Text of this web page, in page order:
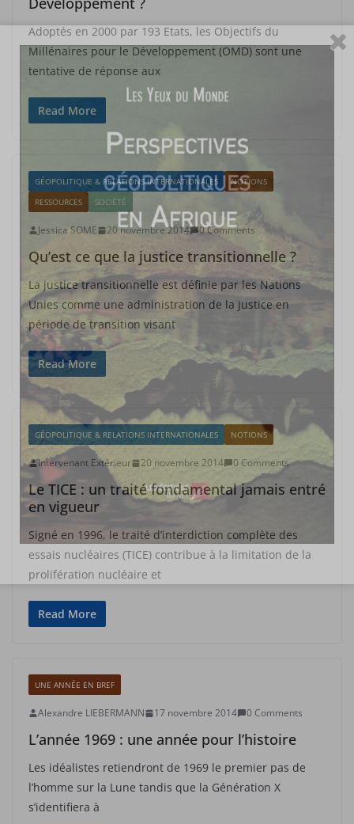
Adoptés en 2000 par 193 Etats, les Objectifs du
Millénaires pour le Développement (OMD) sont une
tentative de réponse aux
Read More
GÉOPOLITIQUE & RELATIONS INTERNATIONALES
NOTIONS
RESSOURCES
SOCIÉTÉ
Jessica SOME 20 novembre 2014 0 Comments
Qu’est ce que la justice transitionnelle ?
La justice transitionnelle est définie par les Nations
Unies comme une administration de la justice en
période de transition visant
Read More
GÉOPOLITIQUE & RELATIONS INTERNATIONALES NOTIONS
Intervenant Extérieur 20 novembre 2014 0 Comments
Le TICE : un traité fondamental jamais entré
en vigueur
Signé en 1996, le traité d’interdiction complète des
essais nucléaires (TICE) contribue à la limitation de la
prolifération nucléaire et
Read More
UNE ANNÉE EN BREF
Alexandre LIEBERMANN 17 novembre 2014 0 Comments
L’année 1969 : une année pour l’histoire
Les idéalistes retiendront de 1969 le premier pas de
l’homme sur la Lune tandis que la Génération X
s’identifiera à